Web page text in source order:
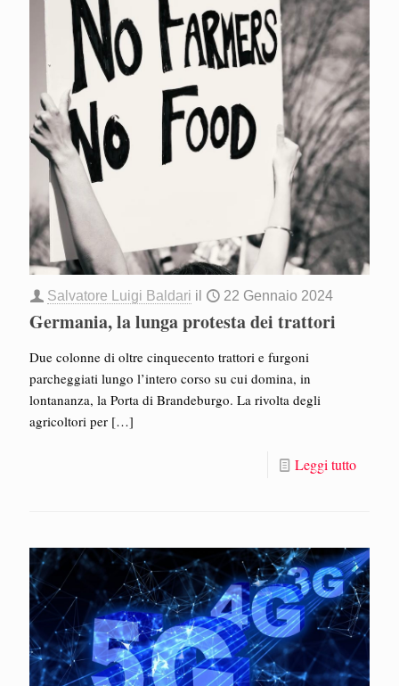
Salvatore Luigi Baldari il 22 Gennaio 2024
Germania, la lunga protesta dei trattori
Due colonne di oltre cinquecento trattori e furgoni
parcheggiati lungo l’intero corso su cui domina, in
lontananza, la Porta di Brandeburgo. La rivolta degli
agricoltori per […]
Leggi tutto